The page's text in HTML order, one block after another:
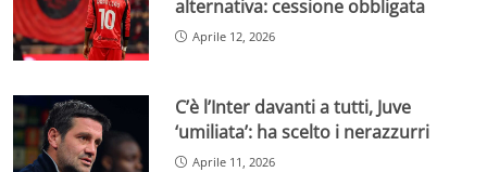
alternativa: cessione obbligata
Aprile 12, 2026
C’è l’Inter davanti a tutti, Juve
‘umiliata’: ha scelto i nerazzurri
Aprile 11, 2026